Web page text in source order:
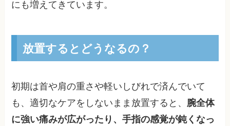
にも増えてきています。
放置するとどうなるの？
初期は首や肩の重さや軽いしびれで済んでいて
も、適切なケアをしないまま放置すると、 腕全体
に強い痛みが広がったり、手指の感覚が鈍くなっ